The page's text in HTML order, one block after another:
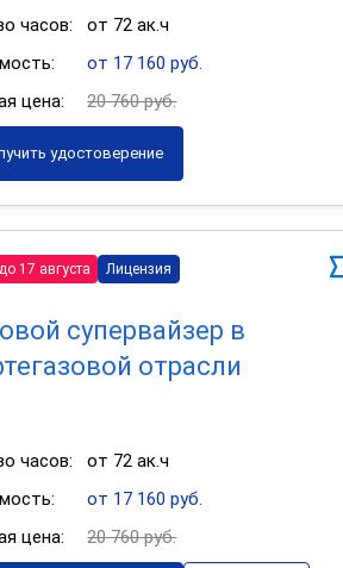
часов:
от 72 ак.ч
от 17 160 руб.
цена:
20 760 руб.
удостоверение
17 августа Лицензия
супервайзер в
отрасли
часов:
от 72 ак.ч
от 17 160 руб.
цена:
20 760 руб.